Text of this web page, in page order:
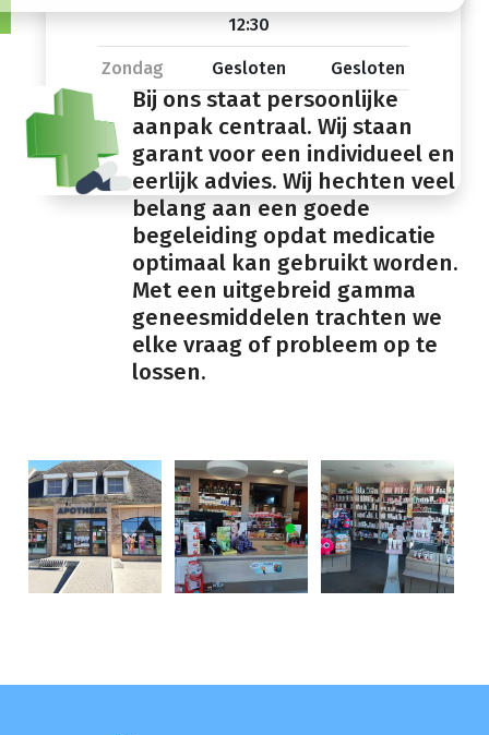
12:30
Zondag Gesloten Gesloten
Bij ons staat persoonlijke
aanpak centraal. Wij staan
garant voor een individueel en
eerlijk advies. Wij hechten veel
belang aan een goede
begeleiding opdat medicatie
optimaal kan gebruikt worden.
Met een uitgebreid gamma
geneesmiddelen trachten we
elke vraag of probleem op te
lossen.